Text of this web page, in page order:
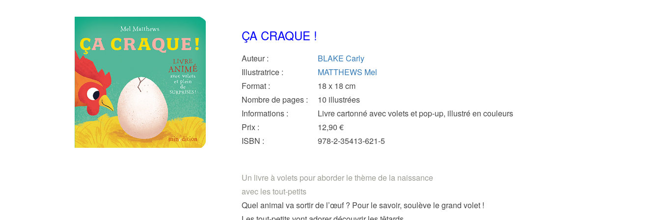
ÇA CRAQUE !
Auteur :
BLAKE Carly
Illustratrice :
MATTHEWS Mel
Format :
18 x 18 cm
Nombre de pages :
10 illustrées
Informations :
Livre cartonné avec volets et pop-up, illustré en couleurs
Prix :
12,90 €
ISBN : 978-2-35413-621-5
Un livre à volets pour aborder le thème de la naissance
avec les tout-petits
Quel animal va sortir de l’œuf ? Pour le savoir, soulève le grand volet !